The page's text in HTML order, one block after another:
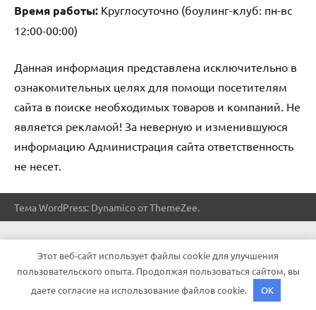
Время работы: Круглосуточно (боулинг-клуб: пн-вс
12:00-00:00)
Данная информация представлена исключительно в
ознакомительных целях для помощи посетителям
сайта в поиске необходимых товаров и компаний. Не
является рекламой! За неверную и изменившуюся
информацию Администрация сайта ответственность
не несет.
Тема WordPress: Dynamico от ThemeZee.
Этот веб-сайт использует файлы cookie для улучшения
пользовательского опыта. Продолжая пользоваться сайтом, вы
даете согласие на использование файлов cookie.
OK